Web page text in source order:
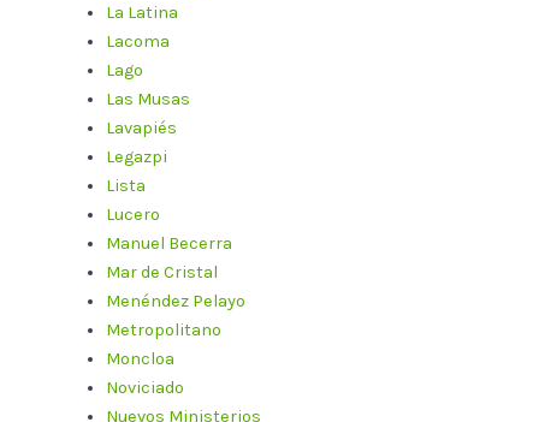
La Latina
Lacoma
Lago
Las Musas
Lavapiés
Legazpi
Lista
Lucero
Manuel Becerra
Mar de Cristal
Menéndez Pelayo
Metropolitano
Moncloa
Noviciado
Nuevos Ministerios